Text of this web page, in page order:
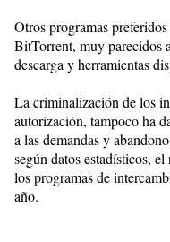
Otros programas
BitTorrent, muy parecidos
descarga y herramientas
La criminalización de los
autorización, tampoco ha
a las demandas y
según datos estadísticos,
los programas de
año.